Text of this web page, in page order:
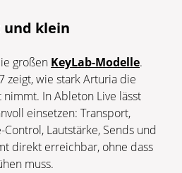
und klein
großen KeyLab-Modelle.
zeigt, wie stark Arturia die
In Ableton Live lässt
einsetzen: Transport,
Control, Lautstärke, Sends und
direkt erreichbar, ohne dass
muss.